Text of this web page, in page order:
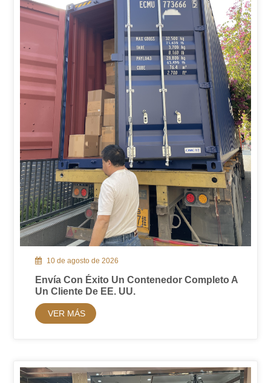
10 de agosto de 2026
Envía Con Éxito Un Contenedor Completo A
Un Cliente De EE. UU.
VER MÁS